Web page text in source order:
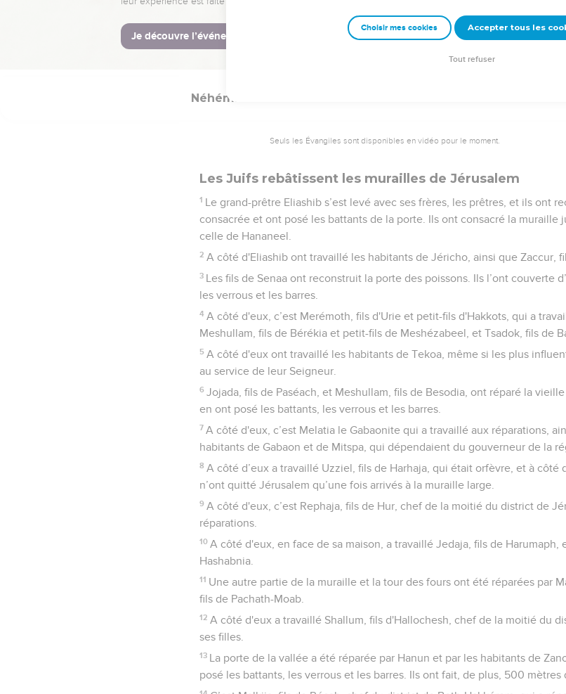
train de vous révolter contre le roi ? »
20 Je leur ai fait cette réponse : « C’est le Dieu du ciel qui nous donnera le
allons nous lever et nous mettre au travail. Quant à vous, vous n'avez ni
Néhémie
Seuls les Évangiles sont disponibles en vidéo pour le moment.
Les Juifs rebâtissent les murailles de Jérusalem
1 Le grand-prêtre Eliashib s’est levé avec ses frères, les prêtres, et ils ont
consacrée et ont posé les battants de la porte. Ils ont consacré la muraille
celle de Hananeel.
2 A côté d'Eliashib ont travaillé les habitants de Jéricho, ainsi que Zaccur,
3 Les fils de Senaa ont reconstruit la porte des poissons. Ils l’ont couverte
les verrous et les barres.
4 A côté d'eux, c’est Merémoth, fils d'Urie et petit-fils d'Hakkots, qui a
Meshullam, fils de Bérékia et petit-fils de Meshézabeel, et Tsadok, fils de
5 A côté d'eux ont travaillé les habitants de Tekoa, même si les plus
au service de leur Seigneur.
6 Jojada, fils de Paséach, et Meshullam, fils de Besodia, ont réparé la
en ont posé les battants, les verrous et les barres.
7 A côté d'eux, c’est Melatia le Gabaonite qui a travaillé aux réparations,
habitants de Gabaon et de Mitspa, qui dépendaient du gouverneur de la
8 A côté d’eux a travaillé Uzziel, fils de Harhaja, qui était orfèvre, et à côté
n’ont quitté Jérusalem qu’une fois arrivés à la muraille large.
9 A côté d'eux, c’est Rephaja, fils de Hur, chef de la moitié du district de
réparations.
10 A côté d'eux, en face de sa maison, a travaillé Jedaja, fils de Harumaph,
Hashabnia.
11 Une autre partie de la muraille et la tour des fours ont été réparées par
fils de Pachath-Moab.
12 A côté d'eux a travaillé Shallum, fils d'Hallochesh, chef de la moitié du
ses filles.
13 La porte de la vallée a été réparée par Hanun et par les habitants de
posé les battants, les verrous et les barres. Ils ont fait, de plus, 500 mètres
Choisir mes cookies Accepter tous les
Tout refuser